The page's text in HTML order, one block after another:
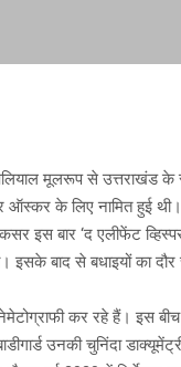
मूलरूप से उत्तराखंड के
ऑस्कर के लिए नामित हुई थी।
इस बार ‘द एलीफेंट
बाद से बधाइयों का दौर
कर रहे हैं। इस
उनकी चुनिंदा